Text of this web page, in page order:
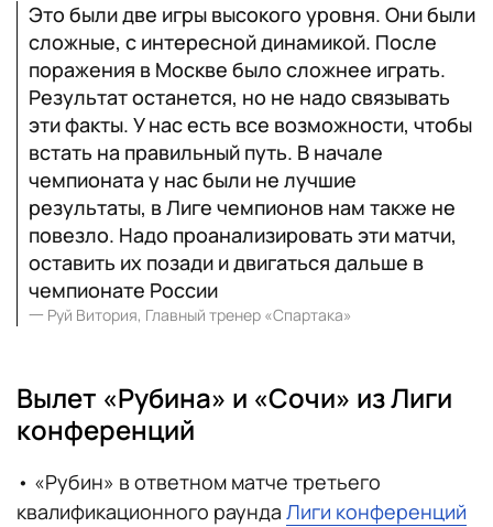
Это были две игры высокого уровня. Они были
сложные, с интересной динамикой. После
поражения в Москве было сложнее играть.
Результат останется, но не надо связывать
эти факты. У нас есть все возможности, чтобы
встать на правильный путь. В начале
чемпионата у нас были не лучшие
результаты, в Лиге чемпионов нам также не
повезло. Надо проанализировать эти матчи,
оставить их позади и двигаться дальше в
чемпионате России
一 Руй Витория, Главный тренер «Спартака»
Вылет «Рубина» и «Сочи» из Лиги
конференций
• «Рубин» в ответном матче третьего
квалификационного раунда Лиги конференций